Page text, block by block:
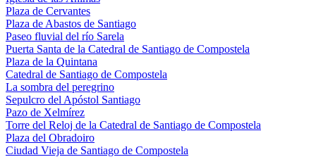
Plaza de Cervantes
Plaza de Abastos de Santiago
Paseo fluvial del río Sarela
Puerta Santa de la Catedral de Santiago de Compostela
Plaza de la Quintana
Catedral de Santiago de Compostela
La sombra del peregrino
Sepulcro del Apóstol Santiago
Pazo de Xelmírez
Torre del Reloj de la Catedral de Santiago de Compostela
Plaza del Obradoiro
Ciudad Vieja de Santiago de Compostela